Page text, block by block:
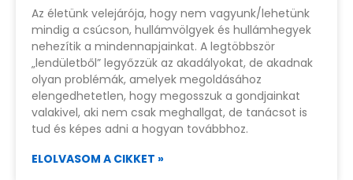
Az életünk velejárója, hogy nem vagyunk/lehetünk
mindig a csúcson, hullámvölgyek és hullámhegyek
nehezítik a mindennapjainkat. A legtöbbször
„lendületből” legyőzzük az akadályokat, de akadnak
olyan problémák, amelyek megoldásához
elengedhetetlen, hogy megosszuk a gondjainkat
valakivel, aki nem csak meghallgat, de tanácsot is
tud és képes adni a hogyan továbbhoz.
ELOLVASOM A CIKKET »